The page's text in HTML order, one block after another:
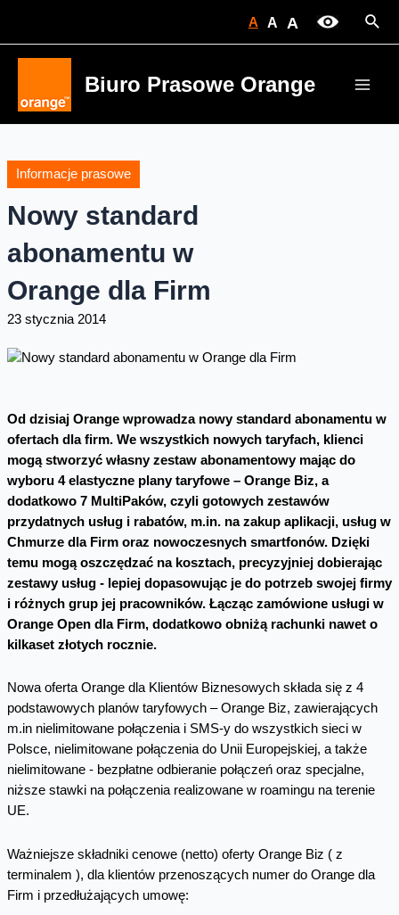
A A A
Biuro Prasowe Orange
Informacje prasowe
Nowy standard
abonamentu w
Orange dla Firm
23 stycznia 2014
Od dzisiaj Orange wprowadza nowy standard abonamentu w
ofertach dla firm. We wszystkich nowych taryfach, klienci
mogą stworzyć własny zestaw abonamentowy mając do
wyboru 4 elastyczne plany taryfowe – Orange Biz, a
dodatkowo 7 MultiPaków, czyli gotowych zestawów
przydatnych usług i rabatów, m.in. na zakup aplikacji, usług w
Chmurze dla Firm oraz nowoczesnych smartfonów. Dzięki
temu mogą oszczędzać na kosztach, precyzyjniej dobierając
zestawy usług - lepiej dopasowując je do potrzeb swojej firmy
i różnych grup jej pracowników. Łącząc zamówione usługi w
Orange Open dla Firm, dodatkowo obniżą rachunki nawet o
kilkaset złotych rocznie.
Nowa oferta Orange dla Klientów Biznesowych składa się z 4
podstawowych planów taryfowych – Orange Biz, zawierających
m.in nielimitowane połączenia i SMS-y do wszystkich sieci w
Polsce, nielimitowane połączenia do Unii Europejskiej, a także
nielimitowane - bezpłatne odbieranie połączeń oraz specjalne,
niższe stawki na połączenia realizowane w roamingu na terenie
UE.
Ważniejsze składniki cenowe (netto) oferty Orange Biz ( z
terminalem ), dla klientów przenoszących numer do Orange dla
Firm i przedłużających umowę: